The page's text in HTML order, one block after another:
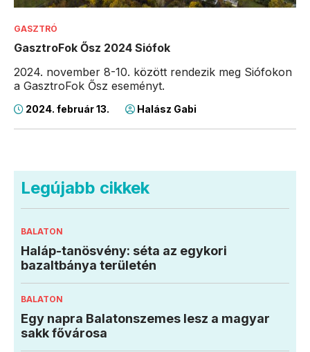
GASZTRÓ
GasztroFok Ősz 2024 Siófok
2024. november 8-10. között rendezik meg Siófokon
a GasztroFok Ősz eseményt.
2024. február 13. Halász Gabi
Legújabb cikkek
BALATON
Haláp-tanösvény: séta az egykori
bazaltbánya területén
BALATON
Egy napra Balatonszemes lesz a magyar
sakk fővárosa